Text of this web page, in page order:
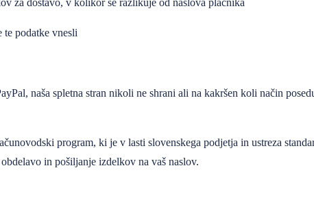
podatke vnesli
naša spletna stran nikoli ne shrani ali na kakršen koli način
program, ki je v lasti slovenskega podjetja in ustreza
in pošiljanje izdelkov na vaš naslov.